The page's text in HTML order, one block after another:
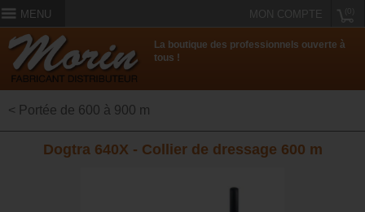
MENU MON COMPTE
La boutique des professionnels ouverte à
tous !
< Portée de 600 à 900 m
Dogtra 640X - Collier de dressage 600 m